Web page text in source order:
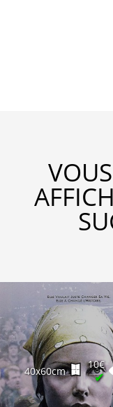
40x60cm
10€
✔